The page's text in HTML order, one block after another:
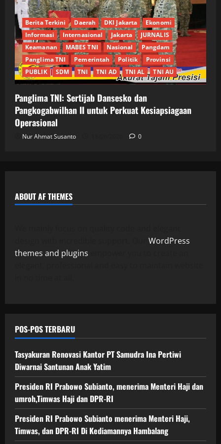
Berita Terkini Daerah DKI Jakarta
Ekonomi
Informasi
Internasional Jakarta
JURNALIS
Keamanan
MABES TNI Nasional
Pangdam
Panglima TNI
Pemerintah Politik
Provinsi
PUBLIK
SDM TNI TNI AD TNI AL TNI AU
Panglima TNI: Sertijab Dansesko dan
Pangkogabwilhan II untuk Perkuat Kesiapsiagaan
Operasional
Nur Ahmat Susanto 0
ABOUT AF THEMES
WordPress
themes and plugins
POS-POS TERBARU
Tasyakuran Renovasi Kantor PT Samudra Ina Pertiwi
Diwarnai Santunan Anak Yatim
Presiden RI Prabowo Subianto, menerima Menteri Haji dan
umroh,Timwas Haji dan DPR-RI
Presiden RI Prabowo Subianto menerima Menteri Haji,
Timwas, dan DPR-RI Di Kediamannya Hambalang